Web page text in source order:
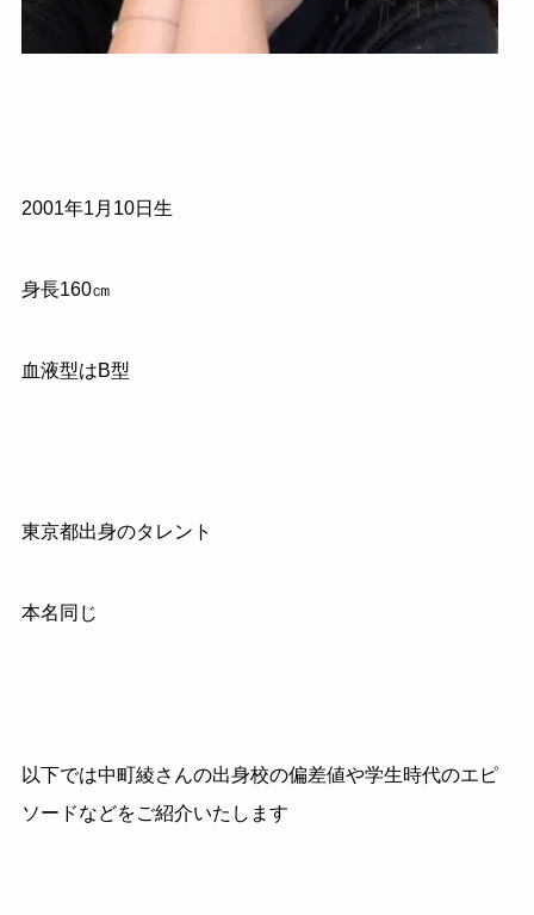
2001年1月10日生
身長160㎝
血液型はB型
東京都出身のタレント
本名同じ
以下では中町綾さんの出身校の偏差値や学生時代のエピ
ソードなどをご紹介いたします